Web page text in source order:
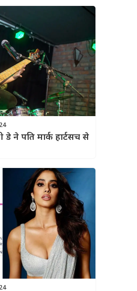
डे ने पति मार्क हार्टसच से